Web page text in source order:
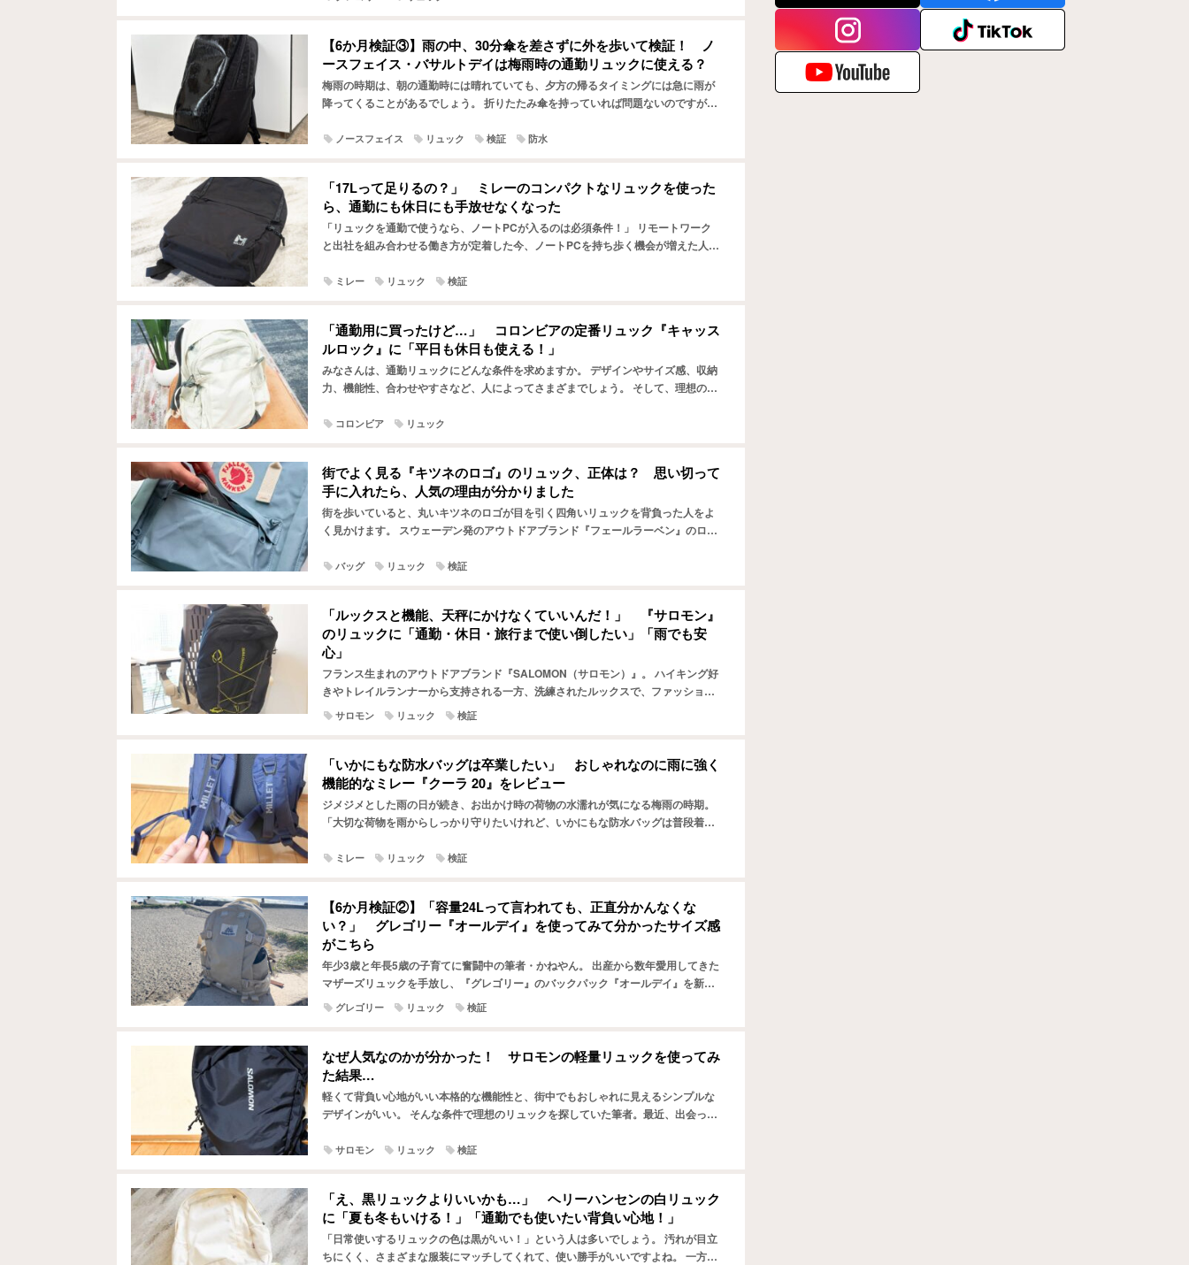
【6か月検証③】雨の中、30分傘を差さずに外を歩いて検証！ ノ
ースフェイス・バサルトデイは梅雨時の通勤リュックに使える？
梅雨の時期は、朝の通勤時には晴れていても、夕方の帰るタイミングには急に雨が
降ってくることがあるでしょう。 折りたたみ傘を持っていれば問題ないのですが
ノースフェイス リュック 検証 防水
「17Lって足りるの？」 ミレーのコンパクトなリュックを使った
ら、通勤にも休日にも手放せなくなった
「リュックを通勤で使うなら、ノートPCが入るのは必須条件！」 リモートワーク
と出社を組み合わせる働き方が定着した今、ノートPCを持ち歩く機会が増えた人も
ミレー リュック 検証
「通勤用に買ったけど…」 コロンビアの定番リュック『キャッス
ルロック』に「平日も休日も使える！」
みなさんは、通勤リュックにどんな条件を求めますか。 デザインやサイズ感、収納
力、機能性、合わせやすさなど、人によってさまざまでしょう。 そして、理想の条
コロンビア リュック
街でよく見る『キツネのロゴ』のリュック、正体は？ 思い切って
手に入れたら、人気の理由が分かりました
街を歩いていると、丸いキツネのロゴが目を引く四角いリュックを背負った人をよ
く見かけます。 スウェーデン発のアウトドアブランド『フェールラーベン』のロン
バッグ リュック 検証
「ルックスと機能、天秤にかけなくていいんだ！」 『サロモン』
のリュックに「通勤・休日・旅行まで使い倒したい」「雨でも安
心」
フランス生まれのアウトドアブランド『SALOMON（サロモン）』。 ハイキング好
きやトレイルランナーから支持される一方、洗練されたルックスで、ファッション
シーンでも存在感を放っています。 筆者が最近、かっこいいルックスに…
サロモン リュック 検証
「いかにもな防水バッグは卒業したい」 おしゃれなのに雨に強く
機能的なミレー『クーラ 20』をレビュー
ジメジメとした雨の日が続き、お出かけ時の荷物の水濡れが気になる梅雨の時期。
「大切な荷物を雨からしっかり守りたいけれど、いかにもな防水バッグは普段着に
ミレー リュック 検証
【6か月検証②】「容量24Lって言われても、正直分かんなくな
い？」 グレゴリー『オールデイ』を使ってみて分かったサイズ感
がこちら
年少3歳と年長5歳の子育てに奮闘中の筆者・かねやん。 出産から数年愛用してきた
マザーズリュックを手放し、『グレゴリー』のバックパック『オールデイ』を新た
な相棒として迎え入れました。 筆者は『オールデイ』の使い心地を半年に…
グレゴリー リュック 検証
なぜ人気なのかが分かった！ サロモンの軽量リュックを使ってみ
た結果…
軽くて背負い心地がいい本格的な機能性と、街中でもおしゃれに見えるシンプルな
デザインがいい。 そんな条件で理想のリュックを探していた筆者。最近、出会った
サロモン リュック 検証
「え、黒リュックよりいいかも…」 ヘリーハンセンの白リュック
に「夏も冬もいける！」「通勤でも使いたい背負い心地！」
「日常使いするリュックの色は黒がいい！」という人は多いでしょう。 汚れが目立
ちにくく、さまざまな服装にマッチしてくれて、使い勝手がいいですよね。 一方、